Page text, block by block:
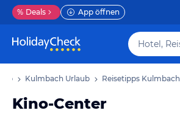
% Deals App öffnen
Kulmbach Urlaub Reisetipps Kulmbach
Kino-Center